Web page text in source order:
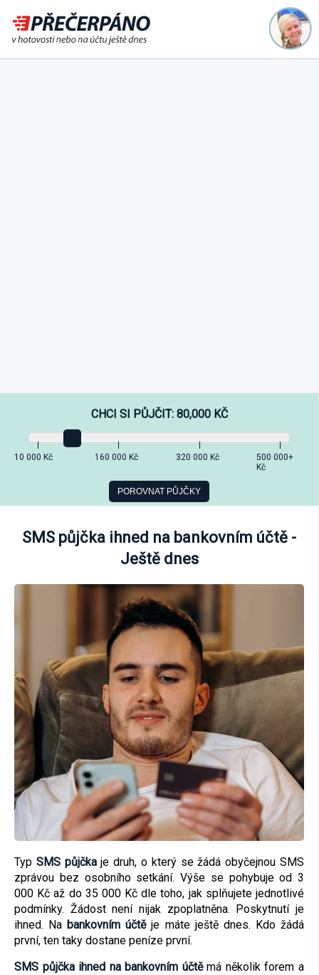
Půjčka ještě dnes na účet
nebo i v hotovosti
CHCI SI PŮJČIT: 80,000KČ
10 000 Kč 160 000 Kč 320 000 Kč
500 000+
Kč
SMS půjčka ihned na bankovním účtě -
Ještě dnes
Typ SMS půjčkaje druh, o který se žádá obyčejnou SMS
zprávou bez osobního setkání. Výše se pohybuje od 3
000 Kč až do 35 000 Kč dle toho, jak splňujete jednotlivé
podmínky. Žádost není nijak zpoplatněna. Poskytnutí je
ihned. Nabankovním účtěje máte ještě dnes. Kdo žádá
první, ten taky dostane peníze první.
SMS půjčka ihned na bankovním účtěmá několik forem a